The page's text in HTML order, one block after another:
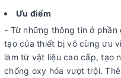
Ưu điểm
- Từ những thông tin ở
tạo của thiết bị vô cùng ưu
làm từ vật liệu cao cấp, tạo
chống oxy hóa vượt trội.